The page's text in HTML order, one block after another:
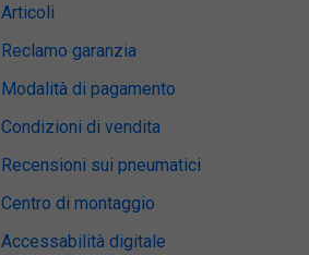
Articoli
Reclamo garanzia
Modalità di pagamento
Condizioni di vendita
Recensioni sui pneumatici
Centro di montaggio
Accessabilità digitale